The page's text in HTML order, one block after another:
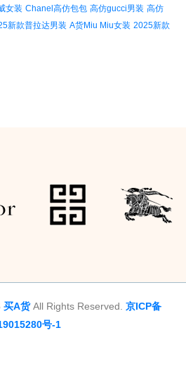
女装 Chanel高仿包包 高仿gucci男装 高仿
新款普拉达男装 A货Miu Miu女装 2025新款
买A货All Rights Reserved. 京ICP备
号-1